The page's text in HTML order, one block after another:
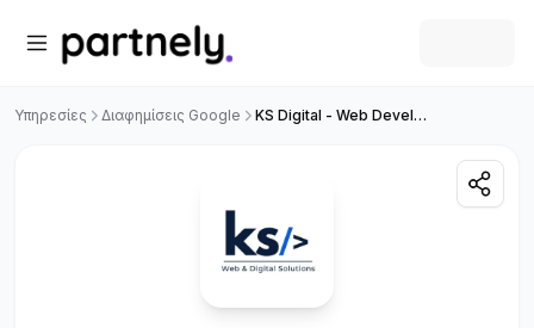
Υπηρεσίες Διαφημίσεις Google KS Digital - Web Development & Digital Solutions